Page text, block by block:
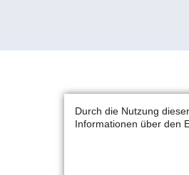
Durch die Nutzung
Informationen über den